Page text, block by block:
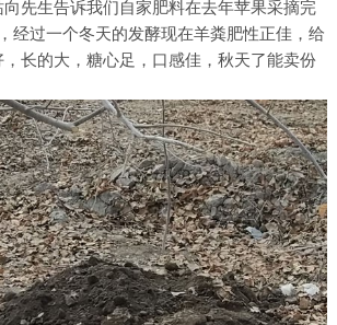
先生告诉我们自家肥料在去年苹果采摘完
经过一个冬天的发酵现在羊粪肥性正佳，给
长的大，糖心足，口感佳，秋天了能卖份